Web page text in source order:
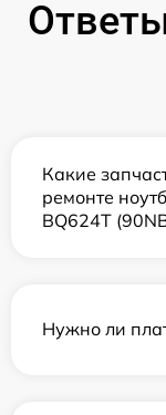
Какие
ремонте
BQ624T
Нужно ли